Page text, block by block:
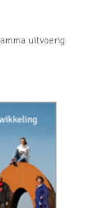
uitvoerig